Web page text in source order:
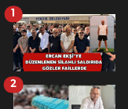
1
2